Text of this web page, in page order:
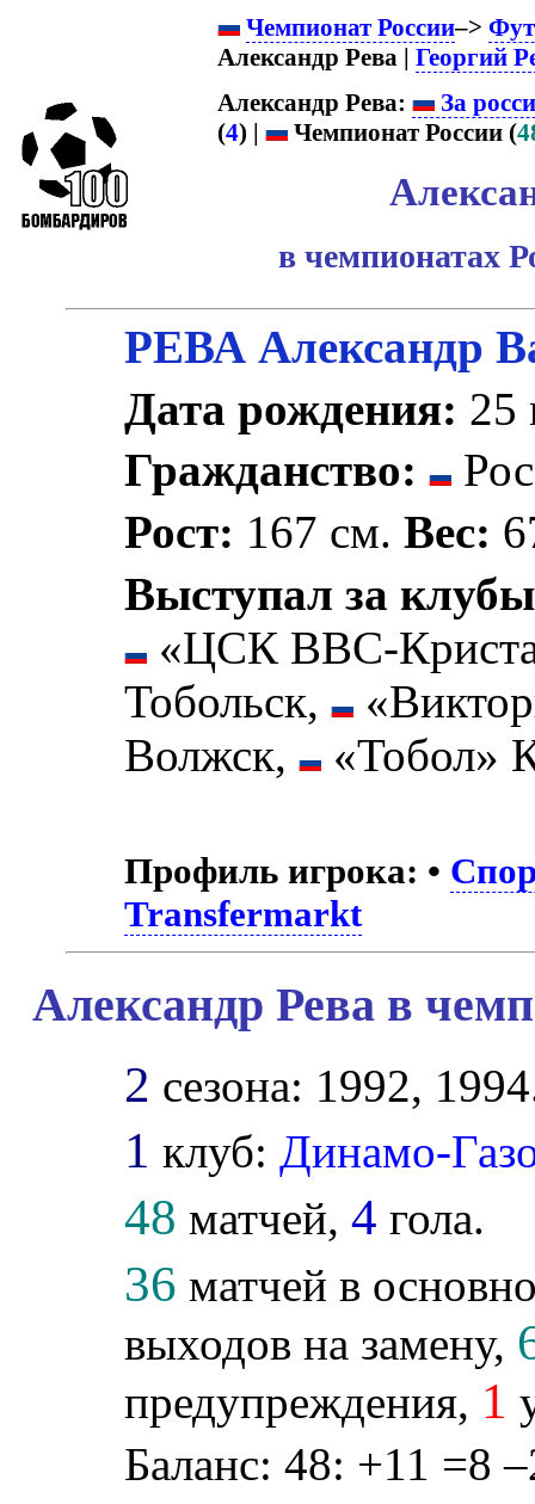
Чемпионат России–>
Александр Рева | Георгий
Александр Рева:
За
(4) | Чемпионат России (
в чемпионатах
РЕВА Александр
Дата рождения: 25
Гражданство:
Рост: 167 см.Вес:
Выступал за
«ЦСК ВВС-
Тобольск,
Волжск,
«Тобол»
Профиль игрока: •
Transfermarkt
Александр Рева в
2 сезона: 1992,
1 клуб:Динамо-
48 матчей,4 гола.
36 матчей в
выходов на замену,
предупреждения, 1
Баланс: 48: +11 =8